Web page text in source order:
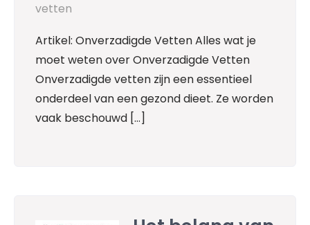
vetten
Artikel: Onverzadigde Vetten Alles wat je
moet weten over Onverzadigde Vetten
Onverzadigde vetten zijn een essentieel
onderdeel van een gezond dieet. Ze worden
vaak beschouwd […]